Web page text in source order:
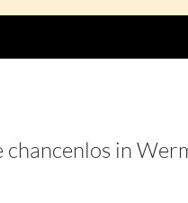
chancenlos in